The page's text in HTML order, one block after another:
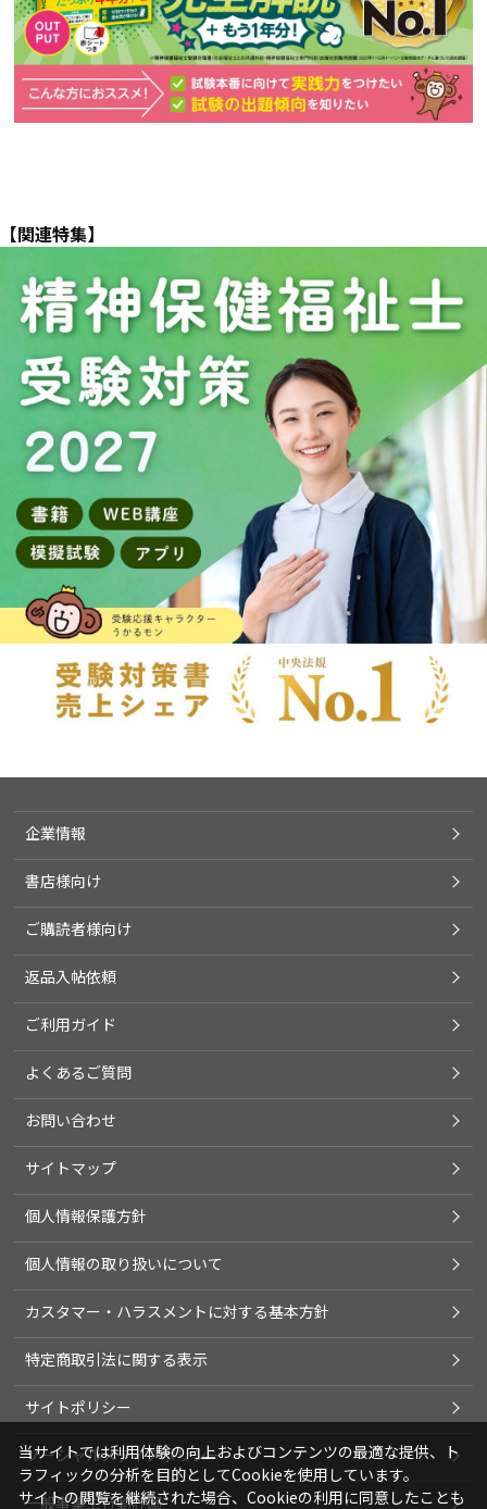
【関連特集】
企業情報
書店様向け
ご購読者様向け
返品入帖依頼
ご利用ガイド
よくあるご質問
お問い合わせ
サイトマップ
個人情報保護方針
個人情報の取り扱いについて
カスタマー・ハラスメントに対する基本方針
特定商取引法に関する表示
サイトポリシー
ソーシャルメディアポリシー
一般事業主行動計画
当サイトでは利用体験の向上およびコンテンツの最適な提供、ト
ラフィックの分析を目的としてCookieを使用しています。
サイトの閲覧を継続された場合、Cookieの利用に同意したことも